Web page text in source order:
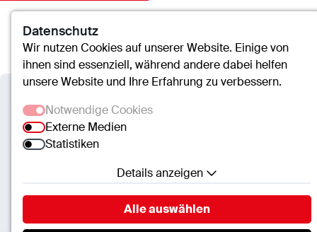
Kontakt Suche Menü
Wichtiges von A bis Z
Verbundkrankenhaus
Bernkastel/Wittlich
Datenschutz
Wir nutzen Cookies auf unserer Website. Einige von
ihnen sind essenziell, während andere dabei helfen
unsere Website und Ihre Erfahrung zu verbessern.
Notwendige Cookies
Externe Medien
Statistiken
Details anzeigen
Notwendige Cookies
Essenzielle Cookies ermöglichen grundlegende
Alle auswählen